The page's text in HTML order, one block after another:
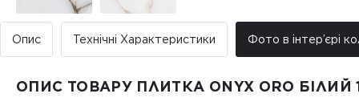
Опис Технічні Характеристики Фото в інтер’єрі
ОПИС ТОВАРУ ПЛИТКА ONYX ORO БІЛИЙ